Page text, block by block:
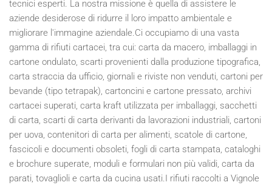
tecnici esperti. La nostra missione è quella di assistere le
aziende desiderose di ridurre il loro impatto ambientale e
migliorare l'immagine aziendale.Ci occupiamo di una vasta
gamma di rifiuti cartacei, tra cui: carta da macero, imballaggi in
cartone ondulato, scarti provenienti dalla produzione tipografica,
carta straccia da ufficio, giornali e riviste non venduti, cartoni per
bevande (tipo tetrapak), cartoncini e cartone pressato, archivi
cartacei superati, carta kraft utilizzata per imballaggi, sacchetti
di carta, scarti di carta derivanti da lavorazioni industriali, cartoni
per uova, contenitori di carta per alimenti, scatole di cartone,
fascicoli e documenti obsoleti, fogli di carta stampata, cataloghi
e brochure superate, moduli e formulari non più validi, carta da
parati, tovaglioli e carta da cucina usati.I rifiuti raccolti a Vignole